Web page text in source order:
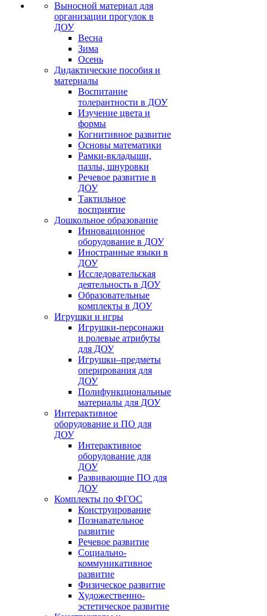
Выносной материал для
организации прогулок в
ДОУ
Весна
Зима
Осень
Дидактические пособия и
материалы
Воспитание
толерантности в ДОУ
Изучение цвета и
формы
Когнитивное развитие
Основы математики
Рамки-вкладыши,
пазлы, шнуровки
Речевое развитие в
ДОУ
Тактильное
восприятие
Дошкольное образование
Инновационное
оборудование в ДОУ
Иностранные языки в
ДОУ
Исследовательская
деятельность в ДОУ
Образовательные
комплекты в ДОУ
Игрушки и игры
Игрушки-персонажи
и ролевые атрибуты
для ДОУ
Игрушки–предметы
оперирования для
ДОУ
Полифункциональные
материалы для ДОУ
Интерактивное
оборудование и ПО для
ДОУ
Интерактивное
оборудование для
ДОУ
Развивающие ПО для
ДОУ
Комплекты по ФГОС
Конструирование
Познавательное
развитие
Речевое развитие
Социально-
коммуникативное
развитие
Физическое развитие
Художественно-
эстетическое развитие